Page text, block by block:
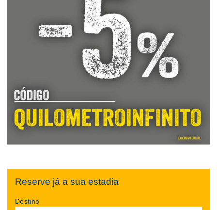
Reserve já a sua estadia
Destino